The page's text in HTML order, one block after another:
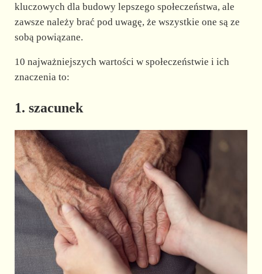
kluczowych dla budowy lepszego społeczeństwa, ale
zawsze należy brać pod uwagę, że wszystkie one są ze
sobą powiązane.
10 najważniejszych wartości w społeczeństwie i ich
znaczenia to:
1. szacunek